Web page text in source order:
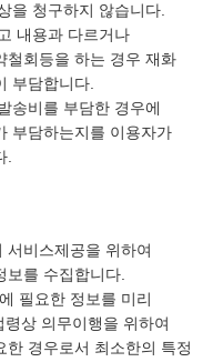
을 청구하지 않습니다.
내용과 다르거나
철회등을 하는 경우 재화
부담합니다.
송비를 부담한 경우에
부담하는지를 이용자가
.
서비스제공을 위하여
보를 수집합니다.
필요한 정보를 미리
상 의무이행을 위하여
한 경우로서 최소한의 특정